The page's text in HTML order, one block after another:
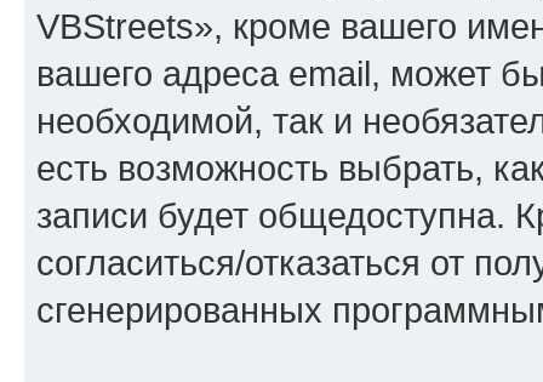
VBStreets», кроме вашего
вашего адреса email, может
необходимой, так и
есть возможность выбрать,
записи будет общедоступна.
согласиться/отказаться от
сгенерированных